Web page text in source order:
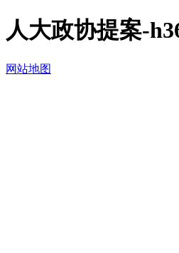
人大政协提案-
网站地图